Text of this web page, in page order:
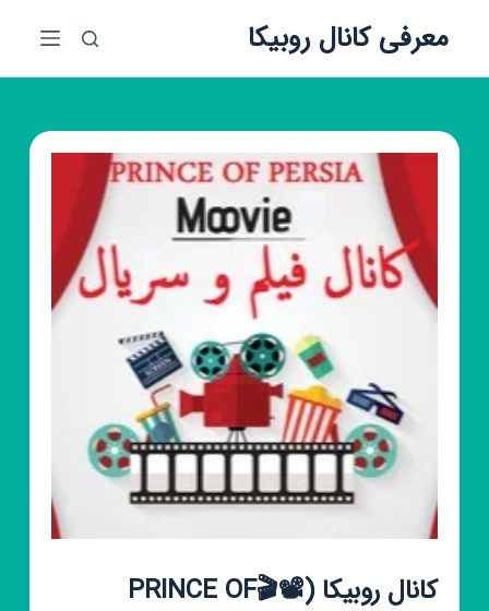
ش
معرفی کانال روبیکا
کانال روبیکا (📽🎬PRINCE OF